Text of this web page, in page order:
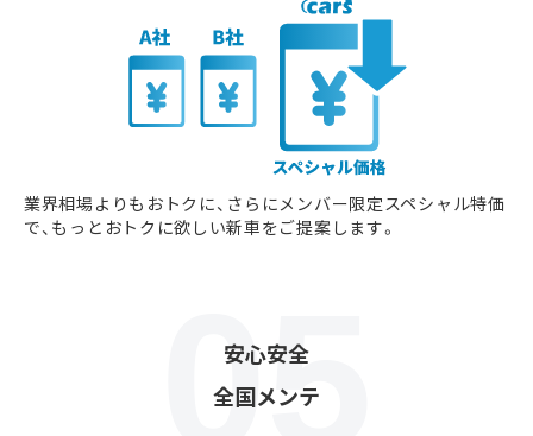
業界相場よりもおトクに、さらにメンバー限定スペシャル特価
で、もっとおトクに欲しい新車をご提案します。
安心安全
全国メンテ